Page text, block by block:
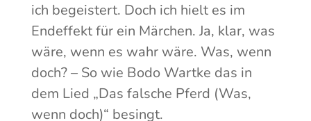
ich begeistert. Doch ich hielt es im
Endeffekt für ein Märchen. Ja, klar, was
wäre, wenn es wahr wäre. Was, wenn
doch? – So wie Bodo Wartke das in
dem Lied „Das falsche Pferd (Was,
wenn doch)“ besingt.